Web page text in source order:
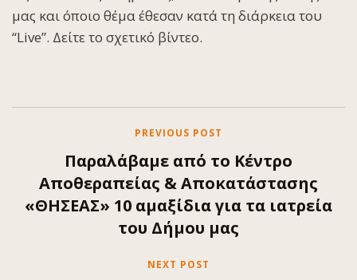
μας και όποιο θέμα έθεσαν κατά τη διάρκεια του
“Live”. Δείτε το σχετικό βίντεο.
PREVIOUS POST
Παραλάβαμε από το Κέντρο
Αποθεραπείας & Αποκατάστασης
«ΘΗΣΕΑΣ» 10 αμαξίδια για τα ιατρεία
του Δήμου μας
NEXT POST